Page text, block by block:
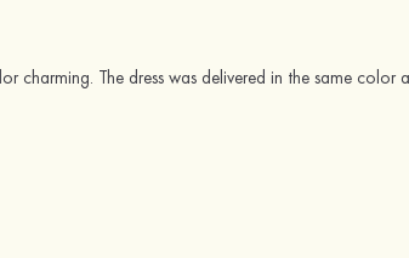
charming. The dress was delivered in the same